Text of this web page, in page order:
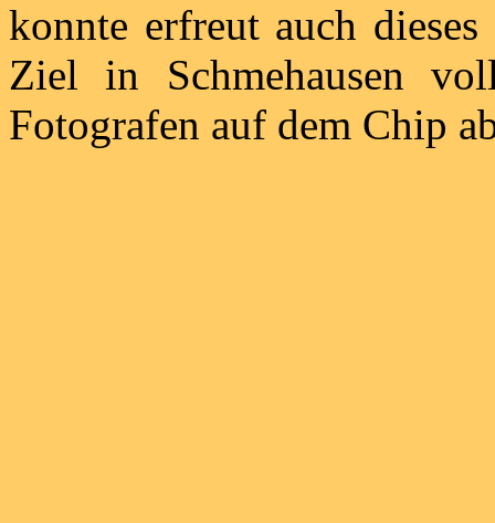
konnte erfreut auch
Ziel in Schmehausen
Fotografen auf dem Chip